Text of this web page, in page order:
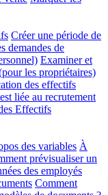
Créer une période de
demandes de
Examiner et
les propriétaires)
des effectifs
liée au recrutement
Effectifs
des variables À
prévisualiser un
des employés
Comment